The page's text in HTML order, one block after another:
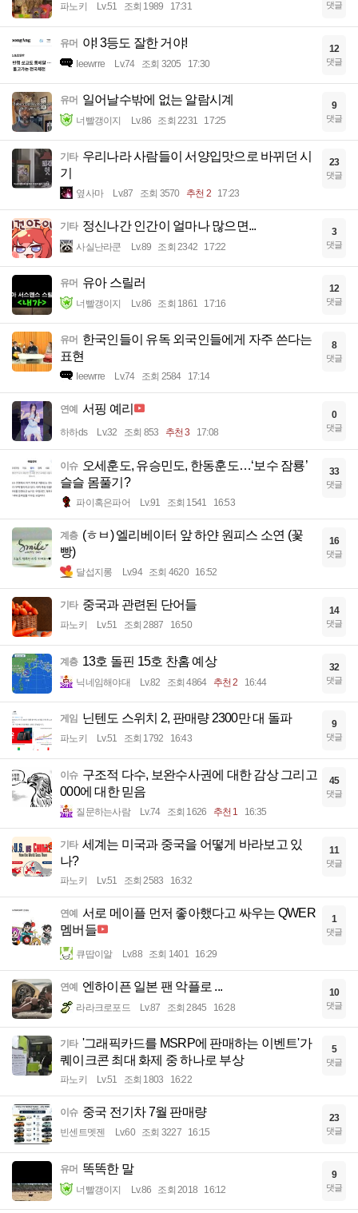
파노키 Lv.51 조회 1989 17:31 댓글
유머 야! 3등도 잘한 거야!
Ieewrre Lv.74 조회 3205 17:30
12
댓글
유머 일어날수밖에 없는 알람시계
너빨갱이지 Lv.86 조회 2231 17:25
9
댓글
기타 우리나라 사람들이 서양입맛으로 바뀌던 시
기
옆사마 Lv.87 조회 3570 추천 2 17:23
23
댓글
기타 정신나간 인간이 얼마나 많으면...
사실난라쿤 Lv.89 조회 2342 17:22
3
댓글
유머 유아 스릴러
너빨갱이지 Lv.86 조회 1861 17:16
12
댓글
유머 한국인들이 유독 외국인들에게 자주 쓴다는
표현
Ieewrre Lv.74 조회 2584 17:14
8
댓글
연예 서핑 예리
하하ds Lv.32 조회 853 추천 3 17:08
0
댓글
이슈 오세훈도, 유승민도, 한동훈도…‘보수 잠룡’
슬슬 몸풀기?
파이혹은파어 Lv.91 조회 1541 16:53
33
댓글
계층 (ㅎㅂ) 엘리베이터 앞 하얀 원피스 소연 (꽃
빵)
달섭지롱 Lv.94 조회 4620 16:52
16
댓글
기타 중국과 관련된 단어들
파노키 Lv.51 조회 2887 16:50
14
댓글
계층 13호 돌핀 15호 찬홈 예상
닉네임해야대 Lv.82 조회 4864 추천 2 16:44
32
댓글
게임 닌텐도 스위치 2, 판매량 2300만 대 돌파
파노키 Lv.51 조회 1792 16:43
9
댓글
이슈 구조적 다수, 보완수사권에 대한 감상 그리고
000에 대한 믿음
질문하는사람 Lv.74 조회 1626 추천 1 16:35
45
댓글
기타 세계는 미국과 중국을 어떻게 바라보고 있
나?
파노키 Lv.51 조회 2583 16:32
11
댓글
연예
서로 메이플 먼저 좋아했다고 싸우는 QWER
멤버들
큐땁이알 Lv.88 조회 1401 16:29
1
댓글
연예 엔하이픈 일본 팬 악플로 ...
라라크로포드 Lv.87 조회 2845 16:28
10
댓글
기타 '그래픽카드를 MSRP에 판매하는 이벤트'가
퀘이크콘 최대 화제 중 하나로 부상
파노키 Lv.51 조회 1803 16:22
5
댓글
이슈 중국 전기차 7월 판매량
빈센트멧젠 Lv.60 조회 3227 16:15
23
댓글
유머 똑똑한 말
너빨갱이지 Lv.86 조회 2018 16:12
9
댓글